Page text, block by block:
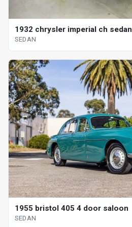
1932 chrysler imperial ch sedan
SEDAN
1955 bristol 405 4 door saloon
SEDAN